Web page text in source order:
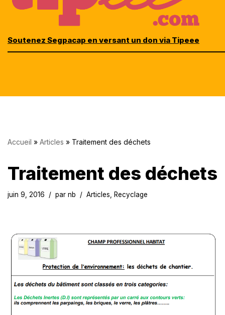
Soutenez Segpacap en versant un don via Tipeee
Accueil » Articles » Traitement des déchets
Traitement des déchets
juin 9, 2016 par nb Articles Recyclage